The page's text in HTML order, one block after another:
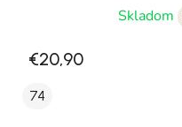
Skladom
€20,90
74